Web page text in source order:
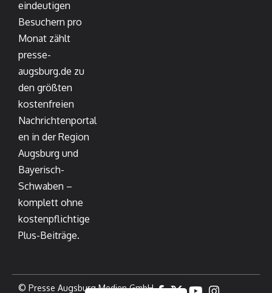
eindeutigen
Besuchern pro
Monat zählt
presse-
augsburg.de zu
den größten
kostenfreien
Nachrichtenportal
en in der Region
Augsburg und
Bayerisch-
Schwaben –
komplett ohne
kostenpflichtige
Plus-Beiträge.
© Presse Augsburg Medien GmbH